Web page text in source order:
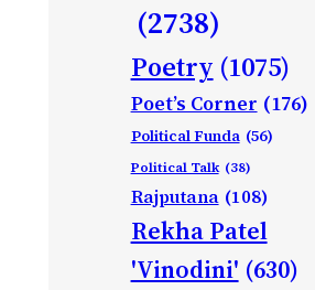
(2738)
Poetry (1075)
Poet’s Corner (176)
Political Funda (56)
Political Talk (38)
Rajputana (108)
Rekha Patel
'Vinodini' (630)